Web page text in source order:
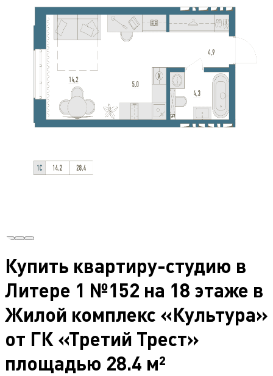
Купить квартиру-студию в
Литере 1 №152 на 18 этаже в
Жилой комплекс «Культура»
от ГК «Третий Трест»
площадью 28.4 м²